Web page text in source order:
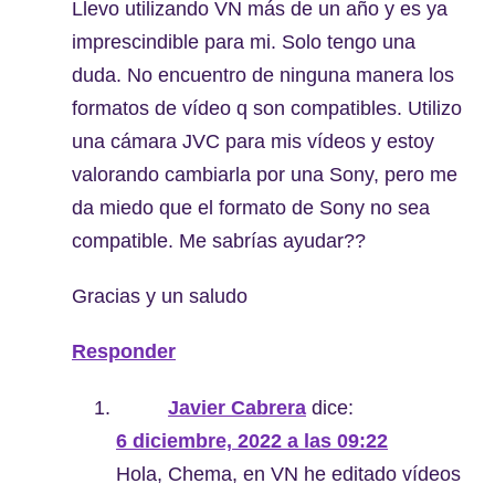
Llevo utilizando VN más de un año y es ya
imprescindible para mi. Solo tengo una
duda. No encuentro de ninguna manera los
formatos de vídeo q son compatibles. Utilizo
una cámara JVC para mis vídeos y estoy
valorando cambiarla por una Sony, pero me
da miedo que el formato de Sony no sea
compatible. Me sabrías ayudar??
Gracias y un saludo
Responder
Javier Cabrera dice:
6 diciembre, 2022 a las 09:22
Hola, Chema, en VN he editado vídeos